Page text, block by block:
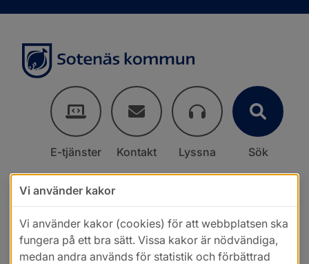
E-tjänster Kontakt Lyssna Sök
Vi använder kakor
Vi använder kakor (cookies) för att webbplatsen ska
fungera på ett bra sätt. Vissa kakor är nödvändiga,
medan andra används för statistik och förbättrad